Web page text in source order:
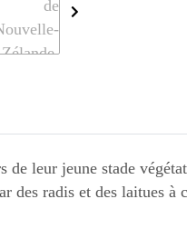
leur jeune stade
des radis et des laitues à